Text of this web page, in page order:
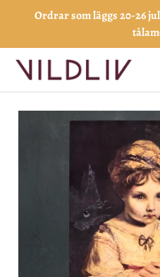
till
innehåll
Ordrar som läggs 20-26